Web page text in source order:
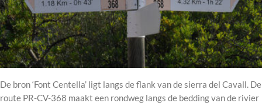
De bron ‘Font Centella’ ligt langs de flank van de sierra del Cavall. De
route PR-CV-368 maakt een rondweg langs de bedding van de rivier